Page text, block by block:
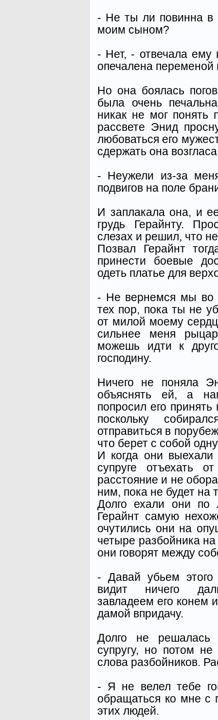
- Не ты ли повинна в
моим сыном?
- Нет, - отвечала
опечалена
Но она боялась
была очень
никак не мог понять
рассвете Энид
любоваться его
сдержать она
- Неужели из-за
подвигов на поле
И заплакала она, и
грудь Герайнту.
слезах и решил, что
Позвал Герайнт
принести боевые
одеть платье для
- Не вернемся мы во
тех пор, пока ты не
от милой моему
сильнее меня
можешь идти к
господину.
Ничего не поняла
объяснять ей, а
попросил его
поскольку
отправиться в
что берет с собой
И когда они выехали
супруге отъехать
расстояние и не
ним, пока не будет на
Долго ехали они
Герайнт самую
очутились они на
четыре разбойника
они говорят между
- Давай убьем этого
видит ничего
завладеем его конем
дамой впридачу.
Долго не решалась
супругу, но потом
слова разбойников.
- Я не велел тебе
обращаться ко мне с
этих людей.